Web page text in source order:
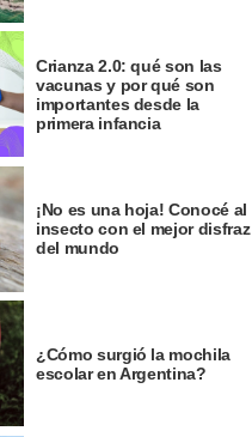
Crianza 2.0: qué son las
vacunas y por qué son
importantes desde la
primera infancia
¡No es una hoja! Conocé al
insecto con el mejor disfraz
del mundo
¿Cómo surgió la mochila
escolar en Argentina?